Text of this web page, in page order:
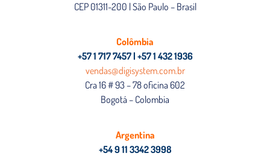
CEP 01311-200 | São Paulo – Brasil
Colômbia
+57 1 717 7457 | +57 1 432 1936
vendas@digisystem.com.br
Cra 16 # 93 – 78 oficina 602
Bogotá – Colombia
Argentina
+54 9 11 3342 3998